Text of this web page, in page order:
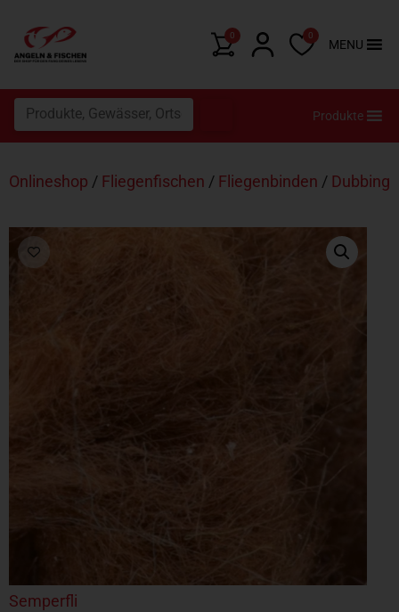
0 0
MENU
Produkte
Onlineshop / Fliegenfischen / Fliegenbinden / Dubbing
Semperfli